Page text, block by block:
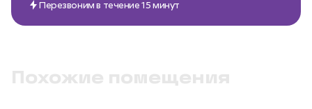
Перезвоним в течение 15 минут
Похожие помещения